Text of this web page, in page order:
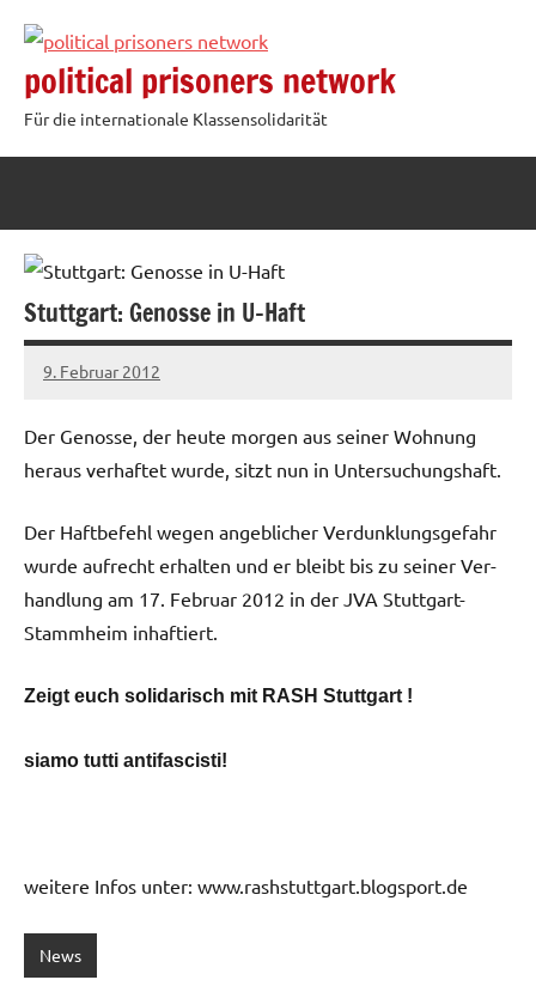
Inhalt
springen
political prisoners network
Für die internationale Klassensolidarität
Stuttgart: Genosse in U-Haft
9. Februar 2012
admin
Der Ge­nos­se, der heute mor­gen aus sei­ner Woh­nung
her­aus ver­haf­tet wurde, sitzt nun in Un­ter­su­chungs­haft.
Der Haft­be­fehl wegen an­geb­li­cher Ver­dunklungs­ge­fahr
wurde auf­recht er­hal­ten und er bleibt bis zu sei­ner Ver­
hand­lung am 17. Fe­bru­ar 2012 in der JVA Stutt­gart-
Stamm­heim in­haf­tiert.
Zeigt euch so­li­da­risch mit RASH Stutt­gart !
siamo tutti an­ti­fa­scis­ti!
weitere Infos unter: www.rashstuttgart.blogsport.de
News